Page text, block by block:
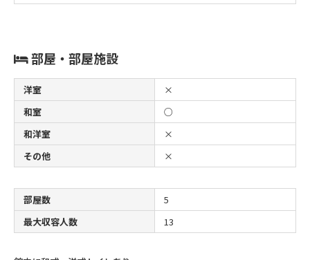
部屋・部屋施設
洋室
×
和室
○
和洋室
×
その他
×
部屋数
5
最大収容人数
13